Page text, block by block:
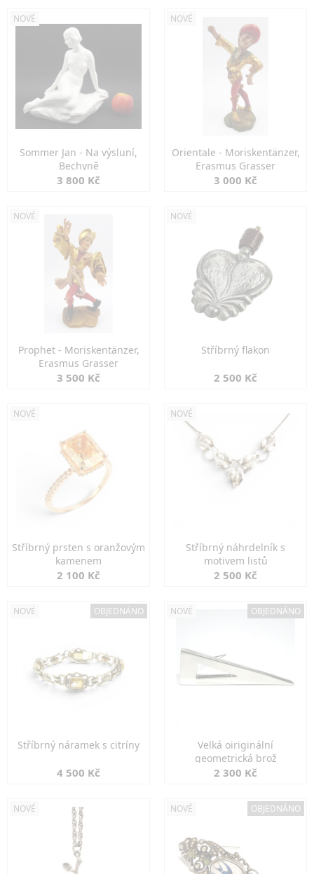
NOVÉ
Sommer Jan - Na výsluní,
Bechyně
3 800 Kč
NOVÉ
Orientale - Moriskentänzer,
Erasmus Grasser
3 000 Kč
NOVÉ
Prophet - Moriskentänzer,
Erasmus Grasser
3 500 Kč
NOVÉ
Stříbrný flakon
2 500 Kč
NOVÉ
Stříbrný prsten s oranžovým
kamenem
2 100 Kč
NOVÉ
Stříbrný náhrdelník s
motivem listů
2 500 Kč
NOVÉ OBJEDNÁNO
Stříbrný náramek s citríny
4 500 Kč
NOVÉ OBJEDNÁNO
Velká oiriginální
geometrická brož
2 300 Kč
NOVÉ NOVÉ OBJEDNÁNO